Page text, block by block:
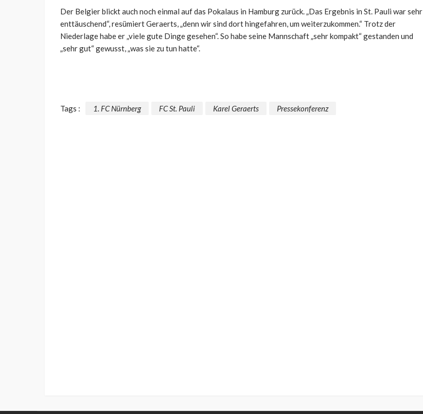
Der Belgier blickt auch noch einmal auf das Pokalaus in Hamburg zurück. „Das Ergebnis in St. Pauli war sehr
enttäuschend“, resümiert Geraerts, „denn wir sind dort hingefahren, um weiterzukommen.“ Trotz der
Niederlage habe er „viele gute Dinge gesehen“. So habe seine Mannschaft „sehr kompakt“ gestanden und
„sehr gut“ gewusst, „was sie zu tun hatte“.
Tags : 1. FC Nürnberg FC St. Pauli Karel Geraerts Pressekonferenz